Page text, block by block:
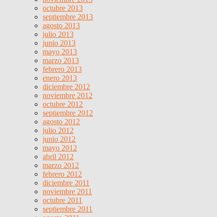
octubre 2013
septiembre 2013
agosto 2013
julio 2013
junio 2013
mayo 2013
marzo 2013
febrero 2013
enero 2013
diciembre 2012
noviembre 2012
octubre 2012
septiembre 2012
agosto 2012
julio 2012
junio 2012
mayo 2012
abril 2012
marzo 2012
febrero 2012
diciembre 2011
noviembre 2011
octubre 2011
septiembre 2011